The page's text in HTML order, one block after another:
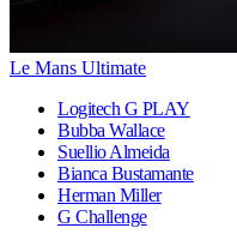
Le Mans Ultimate
Logitech G PLAY
Bubba Wallace
Suellio Almeida
Bianca Bustamante
Herman Miller
G Challenge